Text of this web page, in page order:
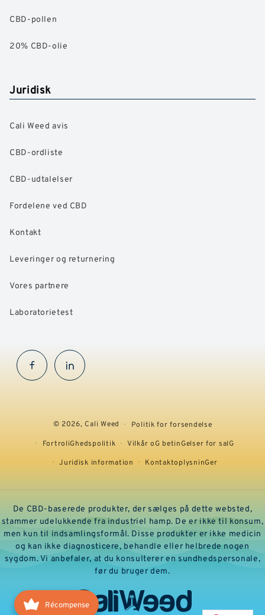
CBD-pollen
20% CBD-olie
Juridisk
Cali Weed avis
CBD-ordliste
CBD-udtalelser
Fordelene ved CBD
Kontakt
Leveringer og returnering
Vores partnere
Laboratorietest
FacebookInstaGram
© 2026,Cali Weed
Politik for forsendelse
FortroliGhedspolitik
Vilkår oG betinGelser for salG
Juridisk information
KontaktoplysninGer
De CBD-baserede produkter, der sælges på dette websted,
stammer udelukkende fra industriel hamp. De er ikke til konsum,
men kun til indsamlingsformål. Disse produkter er ikke medicin
og kan ikke diagnosticere, behandle eller helbrede nogen
sygdom. Vi anbefaler, at du konsulterer en sundhedspersonale,
før du bruger dem.
Récompense